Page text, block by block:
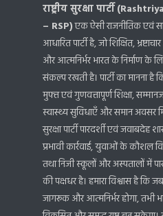
राष्ट्रीय सुरक्षा पार्टी
– RSP)एक ऐसी राजनीतिक एवं
आधारित पार्टी है, जो शिक्षित,
और आत्मनिर्भर भारत के निर्माण के
संकल्प रखती है। पार्टी का मानना है
मुफ्त एवं गुणवत्तापूर्ण शिक्षा,
स्वास्थ्य सुविधाएँ और समान अवसर
सुरक्षा पार्टी पारदर्शी एवं जवाबदेह
प्रभावी कार्रवाई, युवाओं के कौशल
तथा निजी स्कूलों और अस्पतालों में
की पक्षधर है। हमारा विश्वास है कि
जागरूक और आत्मनिर्भर होगा, तभी